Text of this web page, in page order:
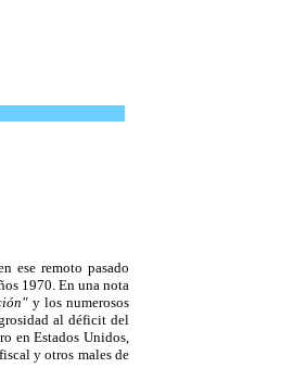
ese remoto pasado
1970. En una nota
y los numerosos
al déficit del
en Estados Unidos,
y otros males de